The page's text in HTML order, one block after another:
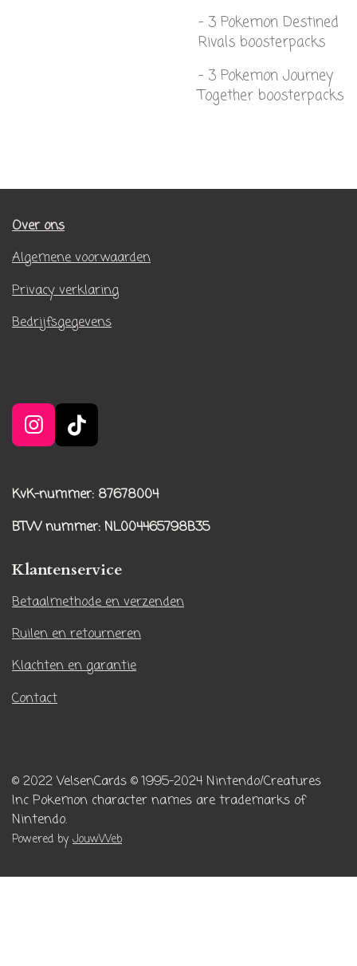
- 3 Pokemon Destined
Rivals boosterpacks
- 3 Pokemon Journey
Together boosterpacks
Over ons
Algemene voorwaarden
Privacy verklaring
Bedrijfsgegevens
I
n
t
a
g
a
m
T
i
T
o
k
KvK-nummer: 87678004
BTW nummer: NL004465798B35
Klantenservice
Betaalmethode en verzenden
Ruilen en retourneren
Klachten en garantie
Contact
© 2022 VelsenCards © 1995-2024 Nintendo/Creatures
Inc Pokemon character names are trademarks of
Nintendo.
Powered byJouwWeb